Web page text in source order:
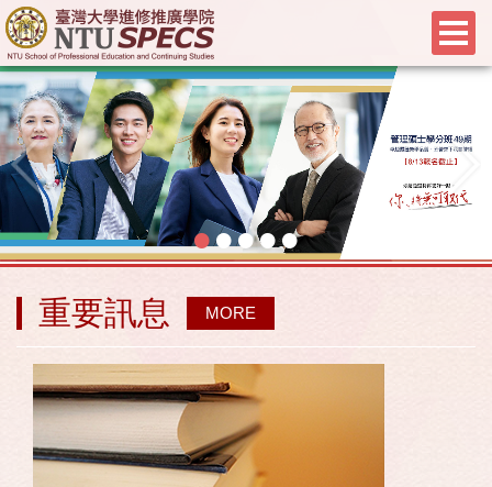
•••••
重要訊息 MORE